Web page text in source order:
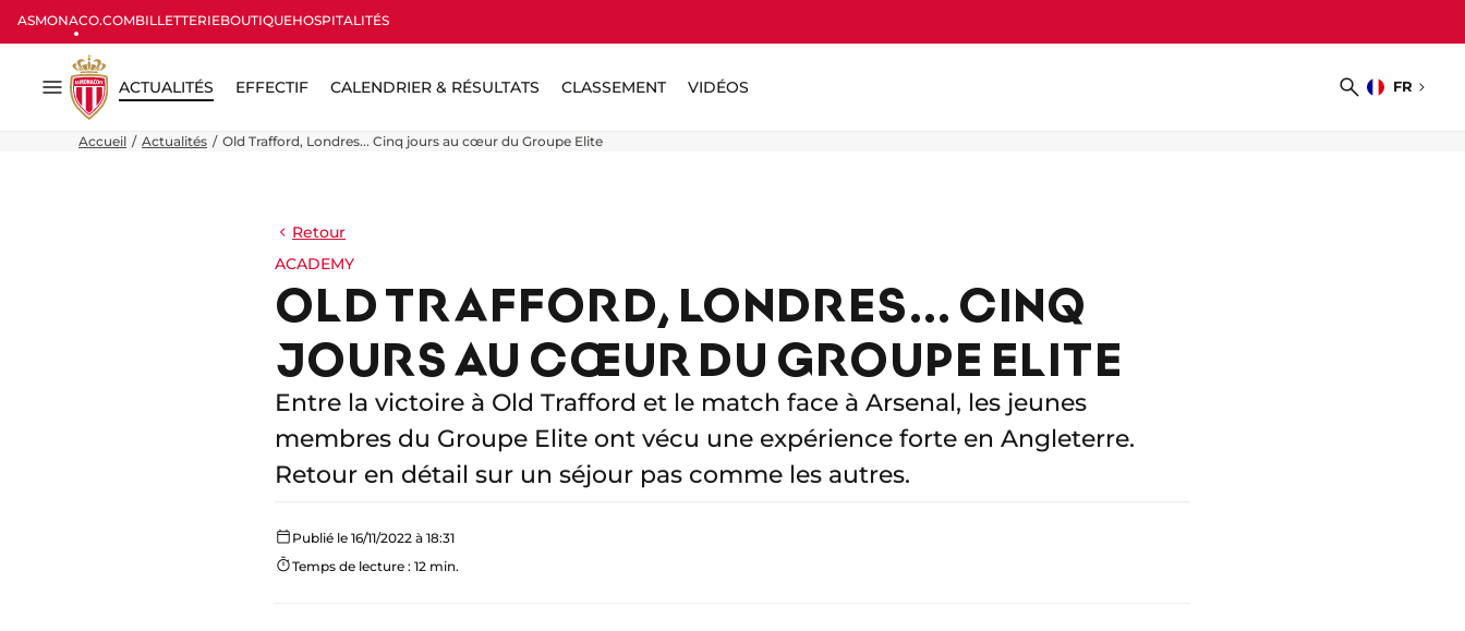
ASMONACO.COMBILLETTERIEBOUTIQUEHOSPITALITÉS
Menu
ACTUALITÉS EFFECTIF CALENDRIER & RÉSULTATS CLASSEMENT VIDÉOS
Recherche
FR
Choisir
Accueil Actualités Old Trafford, Londres... Cinq jours au cœur du Groupe Elite
Retour
ACADEMY
OLD TRAFFORD, LONDRES... CINQ
JOURS AU CŒUR DU GROUPE ELITE
Entre la victoire à Old Trafford et le match face à Arsenal, les jeunes
membres du Groupe Elite ont vécu une expérience forte en Angleterre.
Retour en détail sur un séjour pas comme les autres.
Publié le 16/11/2022 à 18:31
Temps de lecture : 12 min.